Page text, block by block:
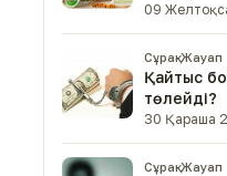
09
Сұрақ-Жауап
Қайтыс
төлейді?
30 Қараша
Сұрақ-Жауап